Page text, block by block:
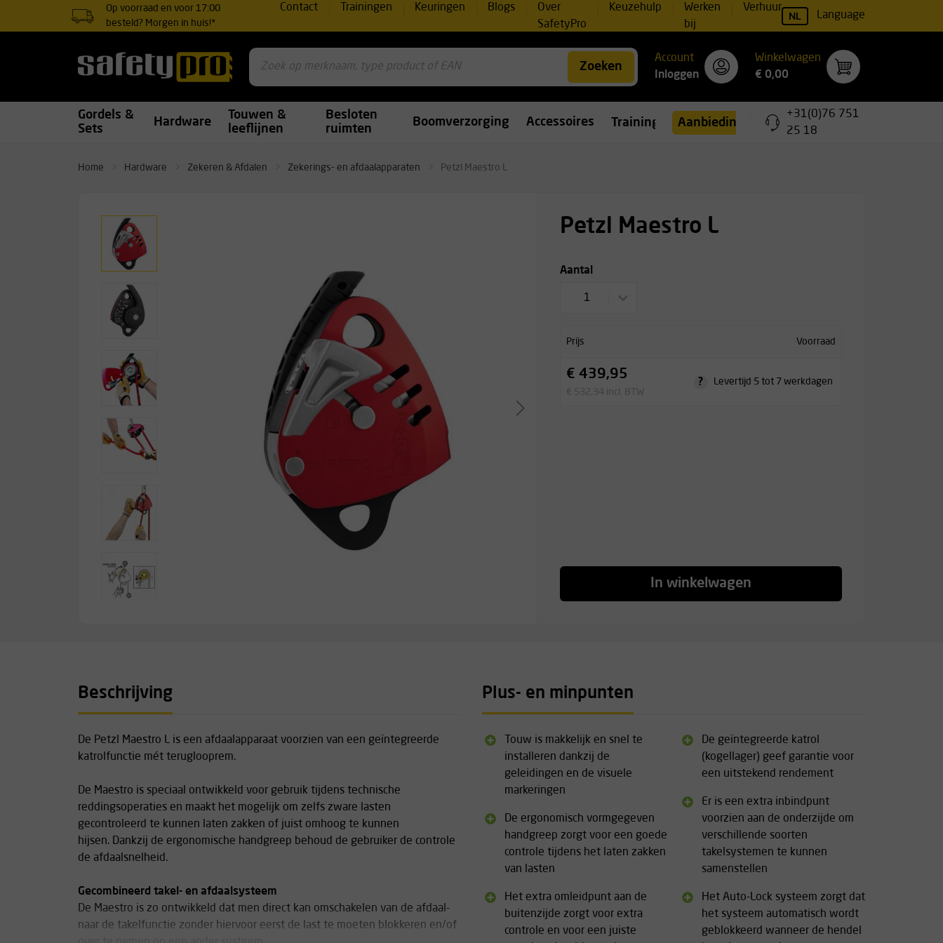
Op voorraad en voor 17:00
besteld? Morgen in huis!*
Contact Trainingen Keuringen Blogs
Over
SafetyPro
Keuzehulp
Werken
bij
Verhuur
NL Language
Zoeken
Account
Inloggen
Winkelwagen
€ 0,00
Gordels &
Sets
Hardware
Touwen &
leeflijnen
Besloten
ruimten
Boomverzorging Accessoires Trainingen Aanbiedingen
+31(0)76 751
25 18
Home Hardware Zekeren & Afdalen Zekerings- en afdaalapparaten Petzl Maestro L
Petzl Maestro L
Aantal
1
Prijs Voorraad
€ 439,95
€ 532,34 incl. BTW
? Levertijd 5 tot 7 werkdagen
In winkelwagen
Beschrijving
De Petzl Maestro L is een afdaalapparaat voorzien van een geïntegreerde
katrolfunctie mét teruglooprem.
De Maestro is speciaal ontwikkeld voor gebruik tijdens technische
reddingsoperaties en maakt het mogelijk om zelfs zware lasten
gecontroleerd te kunnen laten zakken of juist omhoog te kunnen
hijsen. Dankzij de ergonomische handgreep behoud de gebruiker de controle
de afdaalsnelheid.
Gecombineerd takel- en afdaalsysteem
De Maestro is zo ontwikkeld dat men direct kan omschakelen van de afdaal-
naar de takelfunctie zonder hiervoor eerst de last te moeten blokkeren en/of
Plus- en minpunten
Touw is makkelijk en snel te
installeren dankzij de
geleidingen en de visuele
markeringen
De ergonomisch vormgegeven
handgreep zorgt voor een goede
controle tijdens het laten zakken
van lasten
Het extra omleidpunt aan de
buitenzijde zorgt voor extra
controle en voor een juiste
De geïntegreerde katrol
(kogellager) geef garantie voor
een uitstekend rendement
Er is een extra inbindpunt
voorzien aan de onderzijde om
verschillende soorten
takelsystemen te kunnen
samenstellen
Het Auto-Lock systeem zorgt dat
het systeem automatisch wordt
geblokkeerd wanneer de hendel